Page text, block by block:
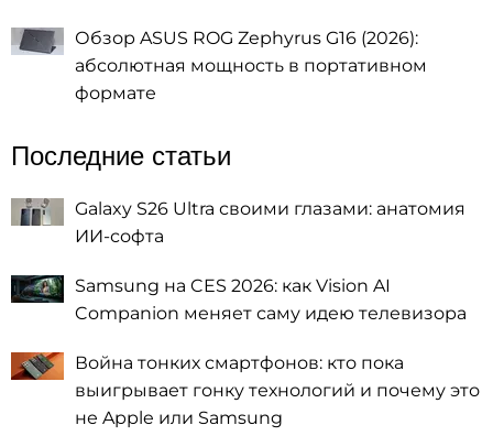
Обзор ASUS ROG Zephyrus G16 (2026):
абсолютная мощность в портативном
формате
Последние статьи
Galaxy S26 Ultra своими глазами: анатомия
ИИ-софта
Samsung на CES 2026: как Vision AI
Companion меняет саму идею телевизора
Война тонких смартфонов: кто пока
выигрывает гонку технологий и почему это
не Apple или Samsung